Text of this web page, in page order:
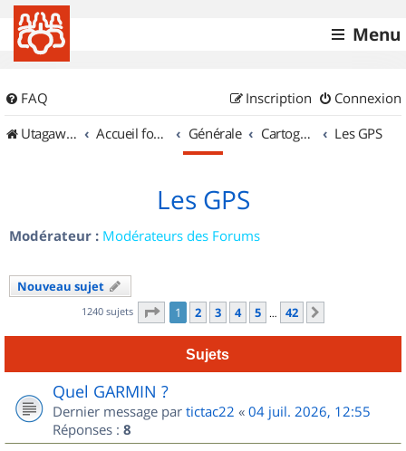
Menu
FAQ Connexion
Inscription
UtagawaVTT (Randos VTT et VTTAE avec traces GPS)
Accueil forum Générale Cartographie et GPS Les GPS
Les GPS
Modérateur : Modérateurs des Forums
Nouveau sujet
1240 sujets Page 1sur
1 2 3 4 5 … 42
Sujets
Quel GARMIN ?
Dernier message par tictac22 « 04 juil. 2026, 12:55
Réponses : 8